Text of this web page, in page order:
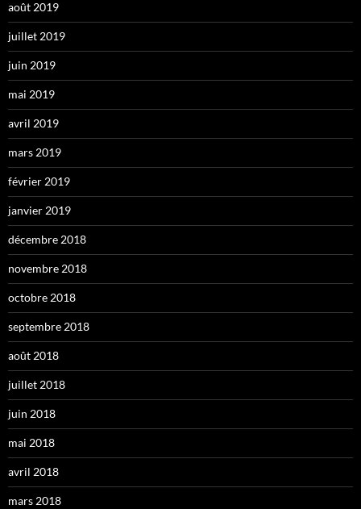
août 2019
juillet 2019
juin 2019
mai 2019
avril 2019
mars 2019
février 2019
janvier 2019
décembre 2018
novembre 2018
octobre 2018
septembre 2018
août 2018
juillet 2018
juin 2018
mai 2018
avril 2018
mars 2018